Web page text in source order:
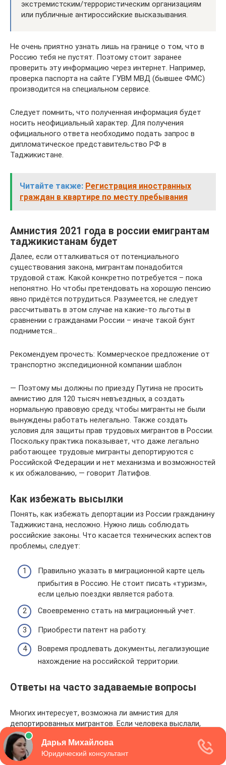
экстремистским/террористическим организациям
или публичные антироссийские высказывания.
Не очень приятно узнать лишь на границе о том, что в
Россию тебя не пустят. Поэтому стоит заранее
проверить эту информацию через интернет. Например,
проверка паспорта на сайте ГУВМ МВД (бывшее ФМС)
производится на специальном сервисе.
Следует помнить, что полученная информация будет
носить неофициальный характер. Для получения
официального ответа необходимо подать запрос в
дипломатическое представительство РФ в
Таджикистане.
Читайте также: Регистрация иностранных
граждан в квартире по месту пребывания
Амнистия 2021 года в россии емигрантам
таджикистанам будет
Далее, если отталкиваться от потенциального
существования закона, мигрантам понадобится
трудовой стаж. Какой конкретно потребуется – пока
непонятно. Но чтобы претендовать на хорошую пенсию
явно придётся потрудиться. Разумеется, не следует
рассчитывать в этом случае на какие-то льготы в
сравнении с гражданами России – иначе такой бунт
поднимется…
Рекомендуем прочесть: Коммерческое предложение от
транспортно экспедиционной компании шаблон
— Поэтому мы должны по приезду Путина не просить
амнистию для 120 тысяч невъездных, а создать
нормальную правовую среду, чтобы мигранты не были
вынуждены работать нелегально. Также создать
условия для защиты прав трудовых мигрантов в России.
Поскольку практика показывает, что даже легально
работающее трудовые мигранты депортируются с
Российской Федерации и нет механизма и возможностей
к их обжалованию, — говорит Латифов.
Как избежать высылки
Понять, как избежать депортации из России гражданину
Таджикистана, несложно. Нужно лишь соблюдать
российские законы. Что касается технических аспектов
проблемы, следует:
Правильно указать в миграционной карте цель
прибытия в Россию. Не стоит писать «туризм»,
если целью поездки является работа.
Своевременно стать на миграционный учет.
Приобрести патент на работу.
Вовремя продлевать документы, легализующие
нахождение на российской территории.
Ответы на часто задаваемые вопросы
Многих интересует, возможна ли амнистия для
депортированных мигрантов. Если человека выслали,
значит, наказание приведено в исполнение, поэтому
амнистировать его поздно. Вероятно, речь идет о
снятии запрета на въезд. В 2021 году после встречи